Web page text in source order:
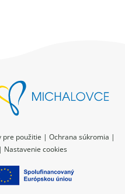
pre použitie | Ochrana súkromia |
Nastavenie cookies